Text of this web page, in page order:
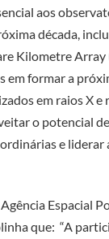
aos
década,
Kilometre Array
em formar a
em raios X e
o potencial
e liderar
Agência Espacial
que: “A